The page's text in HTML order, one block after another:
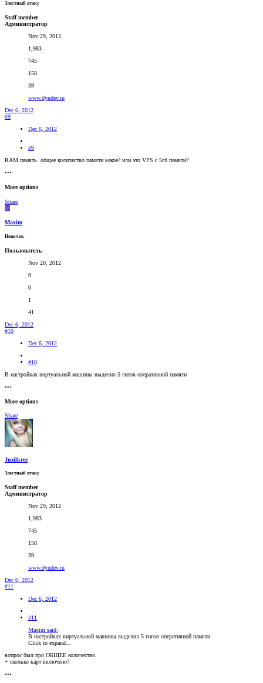
Злостный отаку
Staff member
Администратор
Nov 29, 2012
1,983
745
158
39
www.dyndev.ru
Dec 6, 2012
#9
Dec 6, 2012
#9
RAM память. общее количество памяти какое? или это VPS с 5гб памяти?
•••
More options
Share
M
Maxim
Новичок
Пользователь
Nov 20, 2012
9
0
1
41
Dec 6, 2012
#10
Dec 6, 2012
#10
В настройках виртуальной машины выделил 5 гигов оперативной памяти
•••
More options
Share
Juzilkree
Злостный отаку
Staff member
Администратор
Nov 29, 2012
1,983
745
158
39
www.dyndev.ru
Dec 6, 2012
#11
Dec 6, 2012
#11
Maxim said:
В настройках виртуальной машины выделил 5 гигов оперативной памяти
Click to expand...
вопрос был про ОБЩЕЕ количество.
+ сколько карт включено?
•••